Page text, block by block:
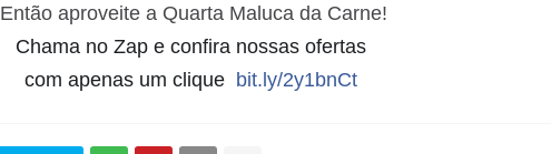
Então aproveite a Quarta Maluca da Carne!
Chama no Zap e confira nossas ofertas
com apenas um clique bit.ly/2y1bnCt